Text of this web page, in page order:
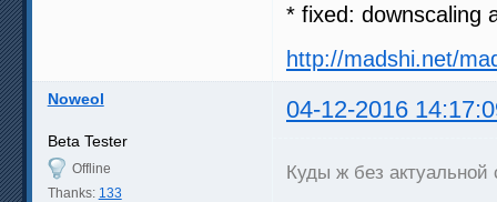
* fixed: downscaling
http://madshi.net/
Noweol 04-12-2016
Beta Tester
Offline
Thanks: 133
Куды ж без